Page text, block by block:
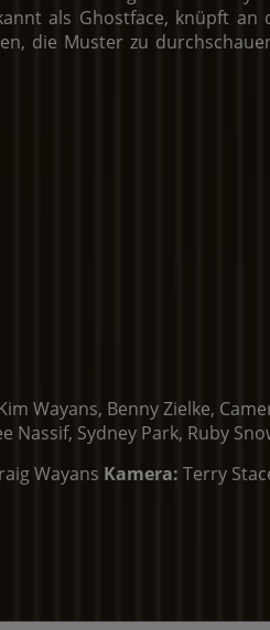
als Ghostface, knüpft an
die Muster zu
Wayans, Benny Zielke,
Nassif, Sydney Park, Ruby
Wayans Kamera: Terry